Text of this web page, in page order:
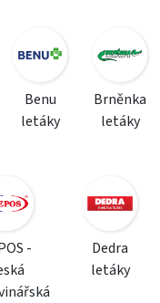
Benu
letáky
Brněnka
letáky
-
Dedra
letáky